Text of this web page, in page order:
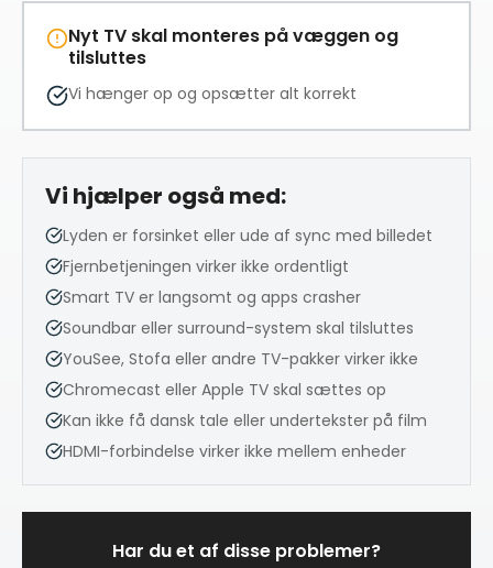
Nyt TV skal monteres på væggen og
tilsluttes
Vi hænger op og opsætter alt korrekt
Vi hjælper også med:
Lyden er forsinket eller ude af sync med billedet
Fjernbetjeningen virker ikke ordentligt
Smart TV er langsomt og apps crasher
Soundbar eller surround-system skal tilsluttes
YouSee, Stofa eller andre TV-pakker virker ikke
Chromecast eller Apple TV skal sættes op
Kan ikke få dansk tale eller undertekster på film
HDMI-forbindelse virker ikke mellem enheder
Har du et af disse problemer?